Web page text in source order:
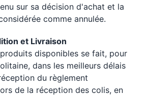
sur sa décision d'achat et la
comme annulée.
et Livraison
disponibles se fait, pour
dans les meilleurs délais
du règlement
de la réception des colis, en